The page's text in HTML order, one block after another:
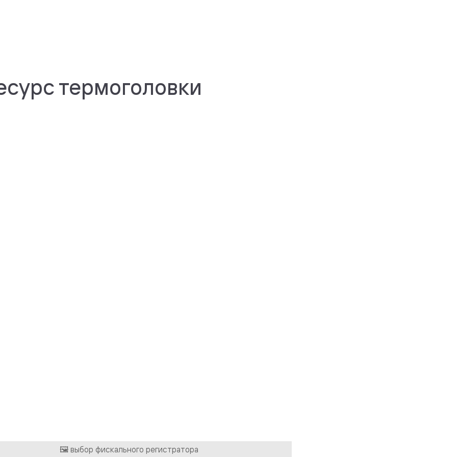
термоголовки